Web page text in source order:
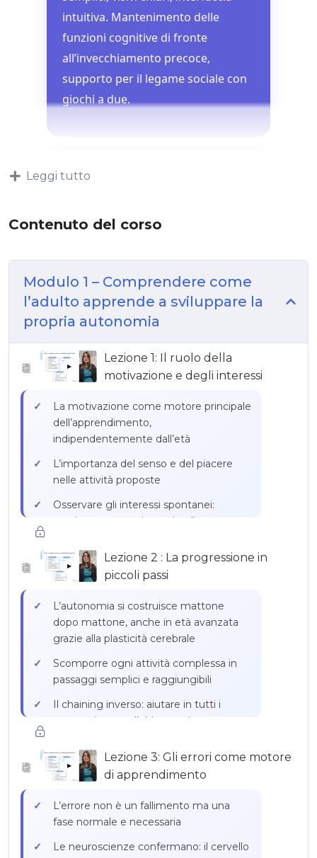
intuitiva. Mantenimento delle
funzioni cognitive di fronte
all’invecchiamento precoce,
supporto per il legame sociale con
giochi a due.
Leggi tutto
Contenuto del corso
Modulo 1 – Comprendere come
l’adulto apprende a sviluppare la
propria autonomia
▶
Lezione 1: Il ruolo della
motivazione e degli interessi
La motivazione come motore principale
dell’apprendimento,
indipendentemente dall’età
L’importanza del senso e del piacere
nelle attività proposte
Osservare gli interessi spontanei:
musica, sport, cucina, animali,
Trasformare questi interessi in porte
d’ingresso per sviluppare l’autonomia
Rendere i compiti significativi:
responsabilità valorizzanti, contributo
riconosciuto
Sistemi di motivazione adattati
all’adulto: tabelle di monitoraggio, punti
Esempio pratico: Marc e il sistema di
calcio
▶
Lezione 2 : La progressione in
piccoli passi
L’autonomia si costruisce mattone
dopo mattone, anche in età avanzata
grazie alla plasticità cerebrale
Scomporre ogni attività complessa in
passaggi semplici e raggiungibili
Il chaining inverso: aiutare in tutti i
passaggi tranne l’ultimo, poi
Concludere ogni sessione con un
successo per rafforzare la motivazione
Non puntare alla perfezione immediata:
fissare un obiettivo preciso e limitato
▶
Lezione 3: Gli errori come motore
di apprendimento
L’errore non è un fallimento ma una
fase normale e necessaria
Le neuroscienze confermano: il cervello